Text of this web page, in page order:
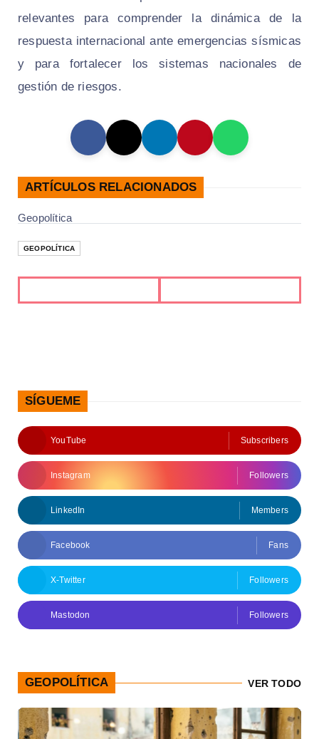
relevantes para comprender la dinámica de la
respuesta internacional ante emergencias sísmicas
y para fortalecer los sistemas nacionales de
gestión de riesgos.
ARTÍCULOS RELACIONADOS
Geopolítica
GEOPOLÍTICA
SÍGUEME
YouTube Subscribers
Instagram Followers
LinkedIn Members
Facebook Fans
X-Twitter Followers
Mastodon Followers
GEOPOLÍTICA VER TODO